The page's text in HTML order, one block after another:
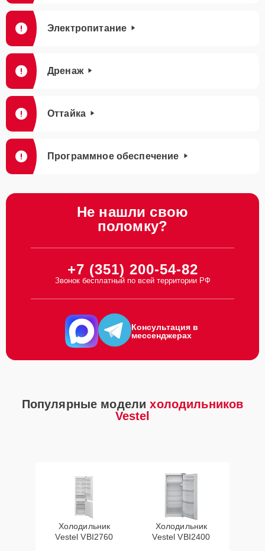
Электропитание
Дренаж
Оттайка
Программное обеспечение
Не нашли свою
поломку?
+7 (351) 200-54-82
Звонок бесплатный по всей территории РФ
Консультация в
мессенджерах
Популярные моделихолодильников
Vestel
Холодильник
Vestel VBI2760
Холодильник
Vestel VBI2400